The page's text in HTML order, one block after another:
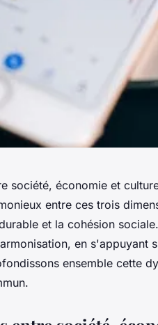
société, économie et
entre ces trois
et la cohésion
en s'appuyant
ensemble cette